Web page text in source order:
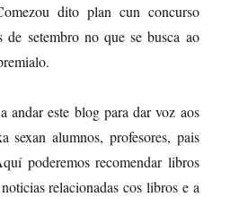
dito plan cun concurso
de setembro no que se busca ao
andar este blog para dar voz aos
sexan alumnos, profesores, pais
poderemos recomendar libros
relacionadas cos libros e a